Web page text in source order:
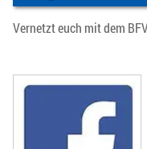
Vernetzt euch mit dem